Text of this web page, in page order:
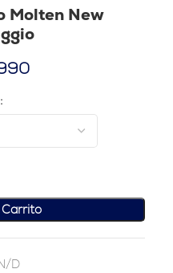
Molten New
D